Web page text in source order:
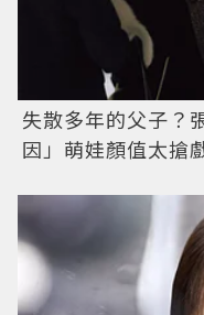
失散多年的父子？
因」萌娃顏值太搶